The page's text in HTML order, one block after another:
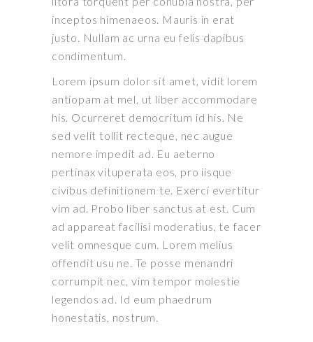
inceptos himenaeos. Mauris in erat
justo. Nullam ac urna eu felis dapibus
condimentum.
Lorem ipsum dolor sit amet, vidit lorem
antiopam at mel, ut liber accommodare
his. Ocurreret democritum id his. Ne
sed velit tollit recteque, nec augue
nemore impedit ad. Eu aeterno
pertinax vituperata eos, pro iisque
civibus definitionem te. Exerci evertitur
vim ad. Probo liber sanctus at est. Cum
ad appareat facilisi moderatius, te facer
velit omnesque cum. Lorem melius
offendit usu ne. Te posse menandri
corrumpit nec, vim tempor molestie
legendos ad. Id eum phaedrum
honestatis, nostrum.